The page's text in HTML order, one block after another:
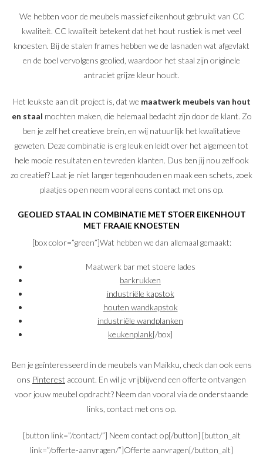
We hebben voor de meubels massief eikenhout gebruikt van CC
kwaliteit. CC kwaliteit betekent dat het hout rustiek is met veel
knoesten. Bij de stalen frames hebben we de lasnaden wat afgevlakt
en de boel vervolgens geolied, waardoor het staal zijn originele
antraciet grijze kleur houdt.
Het leukste aan dit project is, dat we maatwerk meubels van hout
en staal mochten maken, die helemaal bedacht zijn door de klant. Zo
ben je zelf het creatieve brein, en wij natuurlijk het kwalitatieve
geweten. Deze combinatie is erg leuk en leidt over het algemeen tot
hele mooie resultaten en tevreden klanten. Dus ben jij nou zelf ook
zo creatief? Laat je niet langer tegenhouden en maak een schets, zoek
plaatjes op en neem vooral eens contact met ons op.
GEOLIED STAAL IN COMBINATIE MET STOER EIKENHOUT
MET FRAAIE KNOESTEN
[box color=”green”]Wat hebben we dan allemaal gemaakt:
Maatwerk bar met stoere lades
barkrukken
industriële kapstok
houten wandkapstok
industriële wandplanken
keukenplank[/box]
Ben je geïnteresseerd in de meubels van Maikku, check dan ook eens
ons Pinterest account. En wil je vrijblijvend een offerte ontvangen
voor jouw meubel opdracht? Neem dan vooral via de onderstaande
links, contact met ons op.
[button link=”/contact/”] Neem contact op[/button] [button_alt
link=”/offerte-aanvragen/”]Offerte aanvragen[/button_alt]